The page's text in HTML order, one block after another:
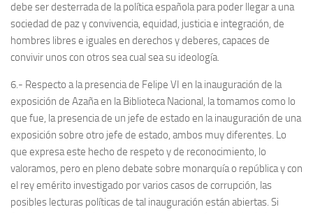
debe ser desterrada de la política española para poder llegar a una
sociedad de paz y convivencia, equidad, justicia e integración, de
hombres libres e iguales en derechos y deberes, capaces de
convivir unos con otros sea cual sea su ideología.
6.- Respecto a la presencia de Felipe VI en la inauguración de la
exposición de Azaña en la Biblioteca Nacional, la tomamos como lo
que fue, la presencia de un jefe de estado en la inauguración de una
exposición sobre otro jefe de estado, ambos muy diferentes. Lo
que expresa este hecho de respeto y de reconocimiento, lo
valoramos, pero en pleno debate sobre monarquía o república y con
el rey emérito investigado por varios casos de corrupción, las
posibles lecturas políticas de tal inauguración están abiertas. Si